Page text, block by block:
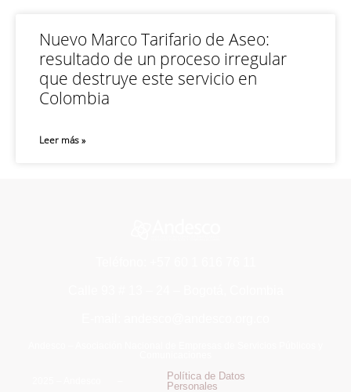
Nuevo Marco Tarifario de Aseo:
resultado de un proceso irregular
que destruye este servicio en
Colombia
Leer más »
Política de Datos
Personales